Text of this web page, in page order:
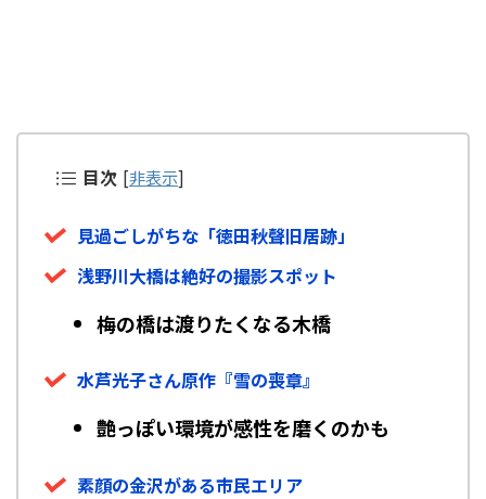
目次 [非表示]
見過ごしがちな「徳田秋聲旧居跡」
浅野川大橋は絶好の撮影スポット
梅の橋は渡りたくなる木橋
水芦光子さん原作『雪の喪章』
艶っぽい環境が感性を磨くのかも
素顔の金沢がある市民エリア